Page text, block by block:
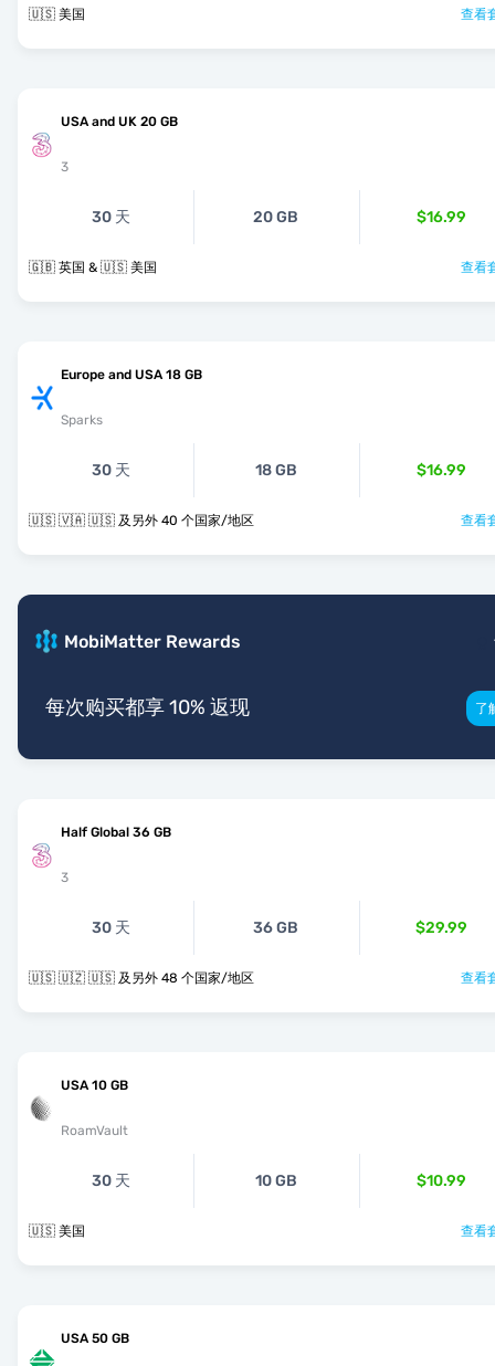
🇺🇸 美国 查看
USA and UK 20 GB
3
30 天 20 GB $16.99
🇬🇧 英国 & 🇺🇸 美国 查看
Europe and USA 18 GB
Sparks
30 天 18 GB $16.99
🇺🇸 🇻🇦 🇺🇸 及另外 40 个国家/地区 查看
MobiMatter Rewards
每次购买都享 10% 返现 了
Half Global 36 GB
3
30 天 36 GB $29.99
🇺🇸 🇺🇿 🇺🇸 及另外 48 个国家/地区 查看
USA 10 GB
RoamVault
30 天 10 GB $10.99
🇺🇸 美国 查看
USA 50 GB